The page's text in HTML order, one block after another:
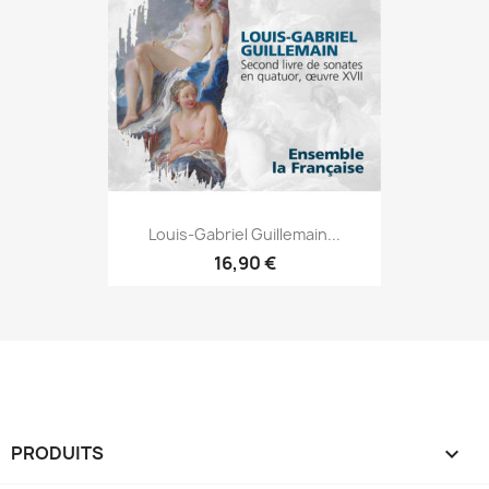
Louis-Gabriel Guillemain...
16,90 €
PRODUITS 